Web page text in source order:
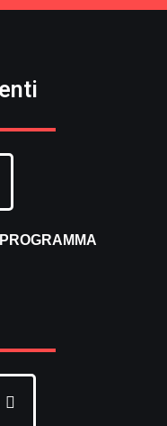
PROGRAMMA